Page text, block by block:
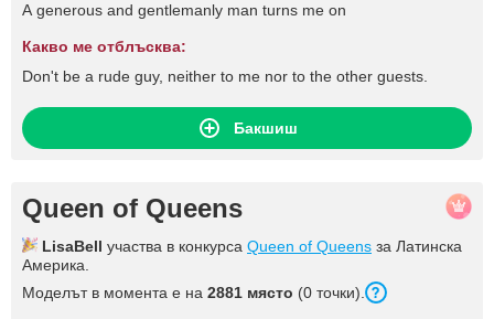
A generous and gentlemanly man turns me on
Какво ме отблъсква:
Don't be a rude guy, neither to me nor to the other guests.
Бакшиш
Queen of Queens
LisaBell участва в конкурса Queen of Queens за Латинска
Америка.
Моделът в момента е на 2881 място (0 точки).